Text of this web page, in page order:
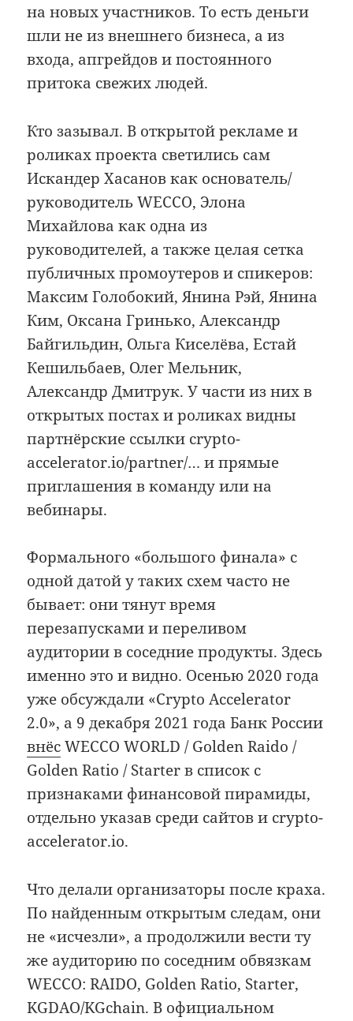
на новых участников. То есть деньги
шли не из внешнего бизнеса, а из
входа, апгрейдов и постоянного
притока свежих людей.
Кто зазывал. В открытой рекламе и
роликах проекта светились сам
Искандер Хасанов как основатель/
руководитель WECCO, Элона
Михайлова как одна из
руководителей, а также целая сетка
публичных промоутеров и спикеров:
Максим Голобокий, Янина Рэй, Янина
Ким, Оксана Гринько, Александр
Байгильдин, Ольга Киселёва, Естай
Кешильбаев, Олег Мельник,
Александр Дмитрук. У части из них в
открытых постах и роликах видны
партнёрские ссылки crypto-
accelerator.io/partner/… и прямые
приглашения в команду или на
вебинары.
Формального «большого финала» с
одной датой у таких схем часто не
бывает: они тянут время
перезапусками и переливом
аудитории в соседние продукты. Здесь
именно это и видно. Осенью 2020 года
уже обсуждали «Crypto Accelerator
2.0», а 9 декабря 2021 года Банк России
внёсWECCO WORLD / Golden Raido /
Golden Ratio / Starter в список с
признаками финансовой пирамиды,
отдельно указав среди сайтов и crypto-
accelerator.io.
Что делали организаторы после краха.
По найденным открытым следам, они
не «исчезли», а продолжили вести ту
же аудиторию по соседним обвязкам
WECCO: RAIDO, Golden Ratio, Starter,
KGDAO/KGchain. В официальном